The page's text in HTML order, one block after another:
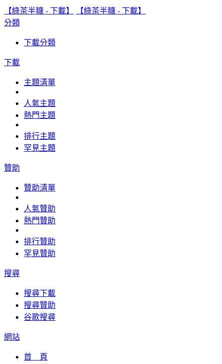
【綠茶半糖 - 下載】
【綠茶半糖 - 下載】
分類
下載分類
下載
主題清單
人氣主題
熱門主題
排行主題
罕見主題
贊助
贊助清單
人氣贊助
熱門贊助
排行贊助
罕見贊助
搜尋
搜尋下載
搜尋贊助
谷歌搜尋
網站
首 頁